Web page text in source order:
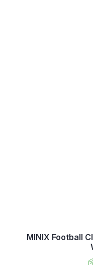
MINIX Football